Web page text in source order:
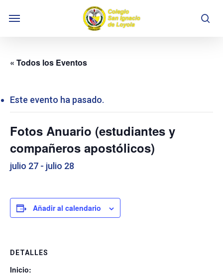
Menu
« Todos los Eventos
Este evento ha pasado.
Fotos Anuario (estudiantes y
compañeros apostólicos)
julio 27 - julio 28
Añadir al calendario
DETALLES
Inicio: